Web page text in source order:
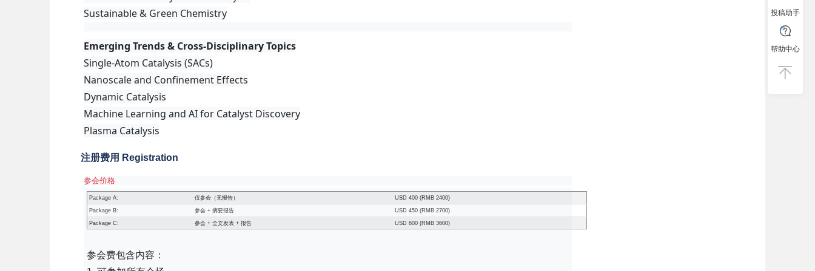
Sustainable & Green Chemistry
Emerging Trends & Cross-Disciplinary Topics
Single-Atom Catalysis (SACs)
Nanoscale and Confinement Effects
Dynamic Catalysis
Machine Learning and AI for Catalyst Discovery
Plasma Catalysis
注册费用 Registration
参会价格
Package A: 仅参会（无报告） USD 400 (RMB 2400)
Package B: 参会 + 摘要报告 USD 450 (RMB 2700)
Package C: 参会 + 全文发表 + 报告 USD 600 (RMB 3600)
参会费包含内容：
投稿助手
帮助中心